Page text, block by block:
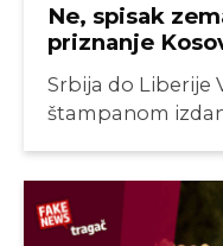
Ne, spisak
priznanje
Srbija do Liberije
štampanom